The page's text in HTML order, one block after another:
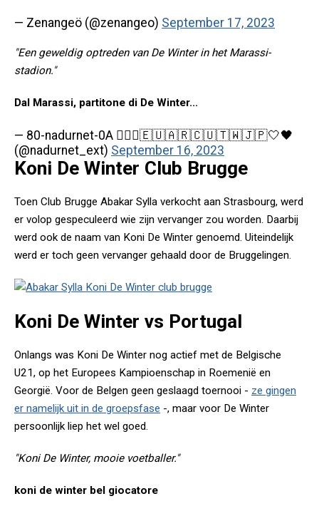
— Zenangeö (@zenangeo) September 17, 2023
"Een geweldig optreden van De Winter in het Marassi-
stadion."
Dal Marassi, partitone di De Winter...
— 80-nadurnet-0A 𝕏🇪🇺🇦🇷🇨🇺🇹🇼🇯🇵🤍🖤
(@nadurnet_ext) September 16, 2023
Koni De Winter Club Brugge
Toen Club Brugge Abakar Sylla verkocht aan Strasbourg, werd
er volop gespeculeerd wie zijn vervanger zou worden. Daarbij
werd ook de naam van Koni De Winter genoemd. Uiteindelijk
werd er toch geen vervanger gehaald door de Bruggelingen.
Koni De Winter vs Portugal
Onlangs was Koni De Winter nog actief met de Belgische
U21, op het Europees Kampioenschap in Roemenië en
Georgië. Voor de Belgen geen geslaagd toernooi - ze gingen
er namelijk uit in de groepsfase -, maar voor De Winter
persoonlijk liep het wel goed.
"Koni De Winter, mooie voetballer."
koni de winter bel giocatore